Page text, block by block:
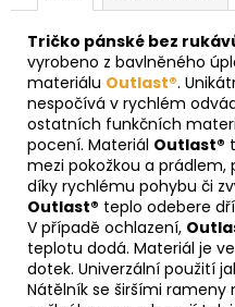
Tričko pánské bez
vyrobeno z bavlněného
materiálu Outlast®.
nespočívá v rychlém
ostatních funkčních
pocení. Materiál Outlast®
mezi pokožkou a prádlem,
díky rychlému pohybu či
Outlast® teplo odebere
V případě ochlazení,
teplotu dodá. Materiál je
dotek. Univerzální použití
Nátělník se širšími